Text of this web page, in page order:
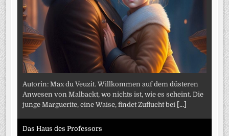
Autorin: Max du Veuzit. Willkommen auf dem düsteren
Anwesen von Malbackt, wo nichts ist, wie es scheint. Die
junge Marguerite, eine Waise, findet Zuflucht bei [...]
Das Haus des Professors